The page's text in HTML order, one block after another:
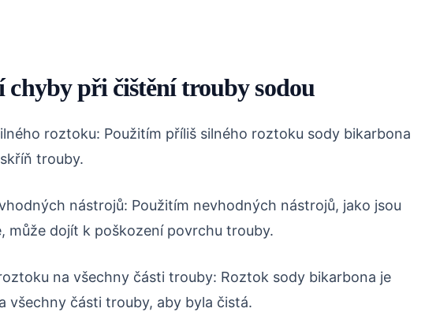
chyby při čištění trouby sodou
roztoku: Použitím příliš silného roztoku sody bikarbona
trouby.
nástrojů: Použitím nevhodných nástrojů, jako jsou
může dojít k poškození povrchu trouby.
na všechny části trouby: Roztok sody bikarbona je
všechny části trouby, aby byla čistá.